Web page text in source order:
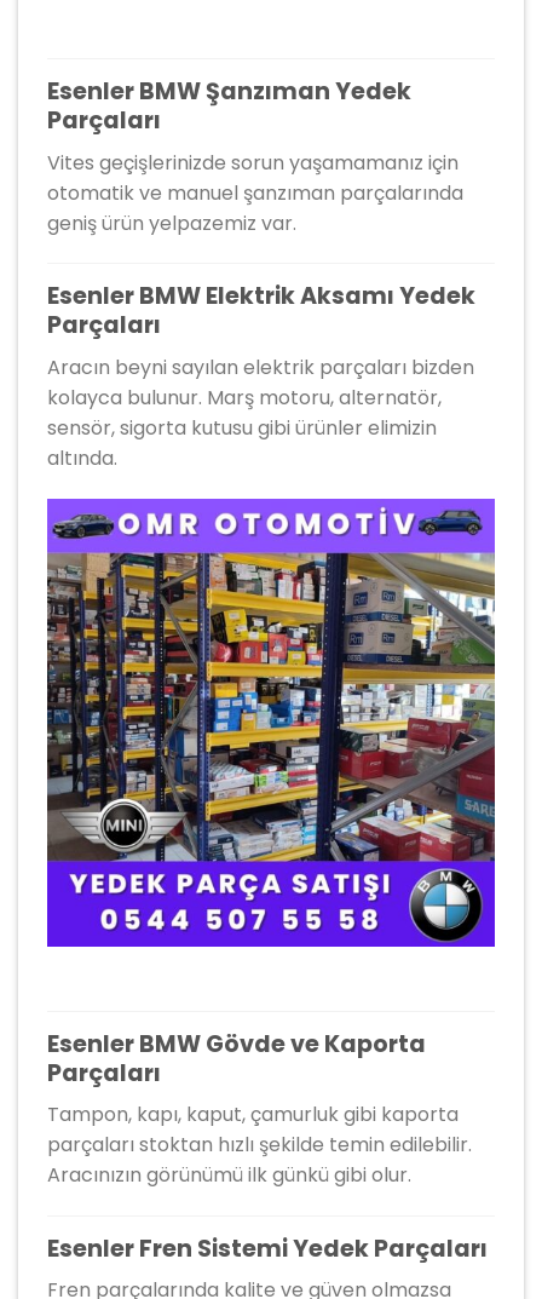
Esenler BMW Şanzıman Yedek
Parçaları
Vites geçişlerinizde sorun yaşamamanız için
otomatik ve manuel şanzıman parçalarında
geniş ürün yelpazemiz var.
Esenler BMW Elektrik Aksamı Yedek
Parçaları
Aracın beyni sayılan elektrik parçaları bizden
kolayca bulunur. Marş motoru, alternatör,
sensör, sigorta kutusu gibi ürünler elimizin
altında.
Esenler BMW Gövde ve Kaporta
Parçaları
Tampon, kapı, kaput, çamurluk gibi kaporta
parçaları stoktan hızlı şekilde temin edilebilir.
Aracınızın görünümü ilk günkü gibi olur.
Esenler Fren Sistemi Yedek Parçaları
Fren parçalarında kalite ve güven olmazsa